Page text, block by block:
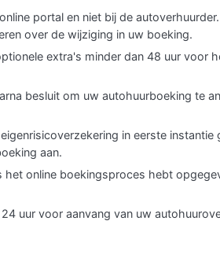
portal en niet bij de
over de wijziging in uw boeking.
extra's minder dan 48 uur voor
besluit om uw autohuurboeking te
in eerste instantie
aan.
online boekingsproces hebt
uur voor aanvang van uw